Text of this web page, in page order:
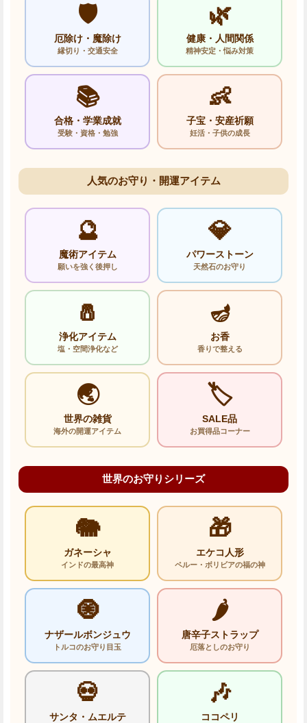
🛡️
厄除け・魔除け
縁切り・交通安全
🌿
健康・人間関係
精神安定・悩み対策
📚
合格・学業成就
受験・資格・勉強
👶
子宝・安産祈願
妊活・子供の成長
人気のお守り・開運アイテム
🔮
魔術アイテム
願いを強く後押し
💎
パワーストーン
天然石のお守り
🧂
浄化アイテム
塩・空間浄化など
🪔
お香
香りで整える
🌏
世界の雑貨
海外の開運アイテム
🏷️
SALE品
お買得品コーナー
世界のお守りシリーズ
🐘
ガネーシャ
インドの最高神
🎁
エケコ人形
ペルー・ボリビアの福の神
🧿
ナザールボンジュウ
トルコのお守り目玉
🌶️
唐辛子ストラップ
厄落としのお守り
💀
サンタ・ムエルテ
🎶
ココペリ